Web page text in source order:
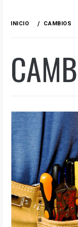
INICIO CAMBIOS